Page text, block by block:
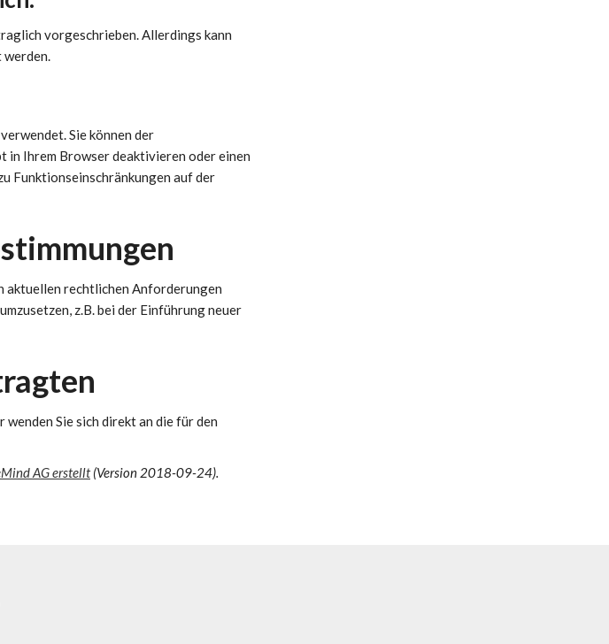
vorgeschrieben. Allerdings kann
Sie können der
in Ihrem Browser deaktivieren oder einen
Funktionseinschränkungen auf der
aktuellen rechtlichen Anforderungen
z.B. bei der Einführung neuer
Sie sich direkt an die für den
AG erstellt(Version 2018-09-24).